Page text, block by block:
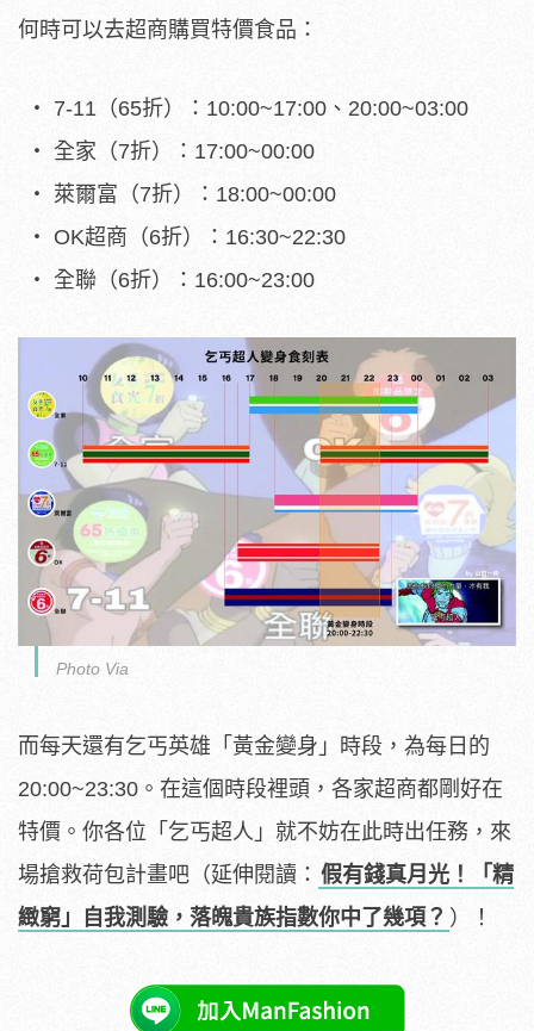
何時可以去超商購買特價食品：
7-11（65折）：10:00~17:00、20:00~03:00
全家（7折）：17:00~00:00
萊爾富（7折）：18:00~00:00
OK超商（6折）：16:30~22:30
全聯（6折）：16:00~23:00
Photo Via
而每天還有乞丐英雄「黃金變身」時段，為每日的
20:00~23:30。在這個時段裡頭，各家超商都剛好在
特價。你各位「乞丐超人」就不妨在此時出任務，來
場搶救荷包計畫吧（延伸閱讀： 假有錢真月光！「精
緻窮」自我測驗，落魄貴族指數你中了幾項？ ）！